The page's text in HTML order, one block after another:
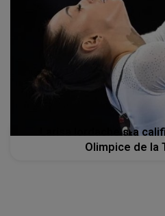
Larisa Iordache s-a
Olimpice de la